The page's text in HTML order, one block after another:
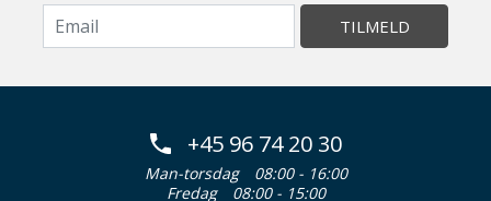
TILMELD
+45 96 74 20 30
Man-torsdag
08:00 - 16:00
Fredag
08:00 - 15:00